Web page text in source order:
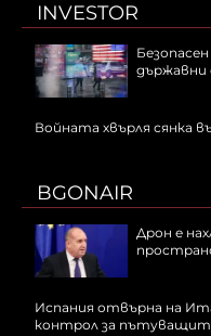
INVESTOR
държавни
Войната хвърля сянка
BGONAIR
Дрон е
Испания отвърна на
контрол за